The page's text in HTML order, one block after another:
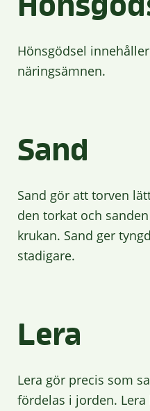
Hönsgödsel
näringsämnen.
Sand
Sand gör att torven
den torkat och
krukan. Sand ger
stadigare.
Lera
Lera gör precis som
fördelas i jorden. Lera